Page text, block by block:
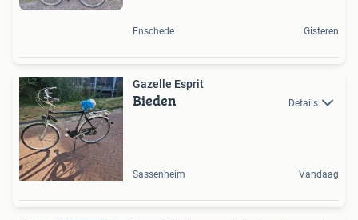
Enschede Gisteren
Gazelle Esprit
Bieden Details
Sassenheim Vandaag